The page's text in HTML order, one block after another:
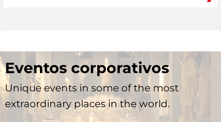
Eventos corporativos
Unique events in some of the most
extraordinary places in the world.